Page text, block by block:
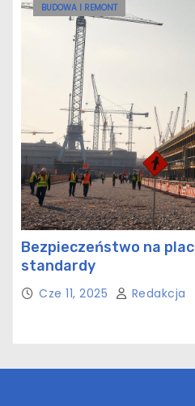
BUDOWA I REMONT
Bezpieczeństwo na
standardy
Cze 11, 2025 Redakcja